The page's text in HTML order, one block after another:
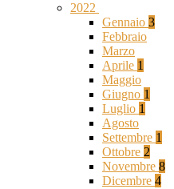
2022
Gennaio 3
Febbraio
Marzo
Aprile 1
Maggio
Giugno 1
Luglio 1
Agosto
Settembre 1
Ottobre 2
Novembre 8
Dicembre 4